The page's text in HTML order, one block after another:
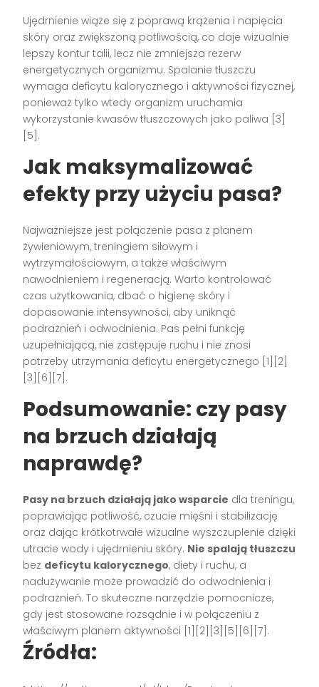
Ujędrnienie wiąże się z poprawą krążenia i napięcia
skóry oraz zwiększoną potliwością, co daje wizualnie
lepszy kontur talii, lecz nie zmniejsza rezerw
energetycznych organizmu. Spalanie tłuszczu
wymaga deficytu kalorycznego i aktywności fizycznej,
ponieważ tylko wtedy organizm uruchamia
wykorzystanie kwasów tłuszczowych jako paliwa [3]
[5].
Jak maksymalizować
efekty przy użyciu pasa?
Najważniejsze jest połączenie pasa z planem
żywieniowym, treningiem siłowym i
wytrzymałościowym, a także właściwym
nawodnieniem i regeneracją. Warto kontrolować
czas użytkowania, dbać o higienę skóry i
dopasowanie intensywności, aby uniknąć
podrażnień i odwodnienia. Pas pełni funkcję
uzupełniającą, nie zastępuje ruchu i nie znosi
potrzeby utrzymania deficytu energetycznego [1][2]
[3][6][7].
Podsumowanie: czy pasy
na brzuch działają
naprawdę?
Pasy na brzuch działają jako wsparcie dla treningu,
poprawiając potliwość, czucie mięśni i stabilizację
oraz dając krótkotrwałe wizualne wyszczuplenie dzięki
utracie wody i ujędrnieniu skóry. Nie spalają tłuszczu
bez deficytu kalorycznego, diety i ruchu, a
nadużywanie może prowadzić do odwodnienia i
podrażnień. To skuteczne narzędzie pomocnicze,
gdy jest stosowane rozsądnie i w połączeniu z
właściwym planem aktywności [1][2][3][5][6][7].
Źródła: